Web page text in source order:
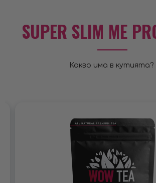
SUPER SLIM ME
Какво има в кутията?